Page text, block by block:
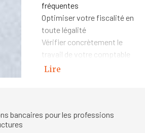
fréquentes
Optimiser votre fiscalité en
toute légalité
Vérifier concrètement le
travail de votre comptable
Lire
bancaires pour les professions